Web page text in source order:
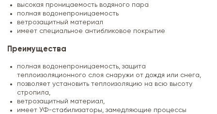
высокая проницаемость водяного пара
полная водонепроницаемость
ветрозащитный материал
имеет специальное антибликовое покрытие
Преимущества
полная водонепроницаемость, защита
теплоизоляционного слоя снаружи от дождя или снега,
позволяет установить теплоизоляцию на всю высоту
стропила,
ветрозащитный материал,
имеет УФ-стабилизаторы, замедляющие процессы